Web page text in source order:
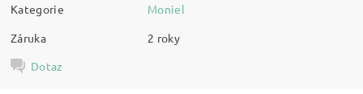
Kategorie
Moniel
Záruka
2 roky
Dotaz